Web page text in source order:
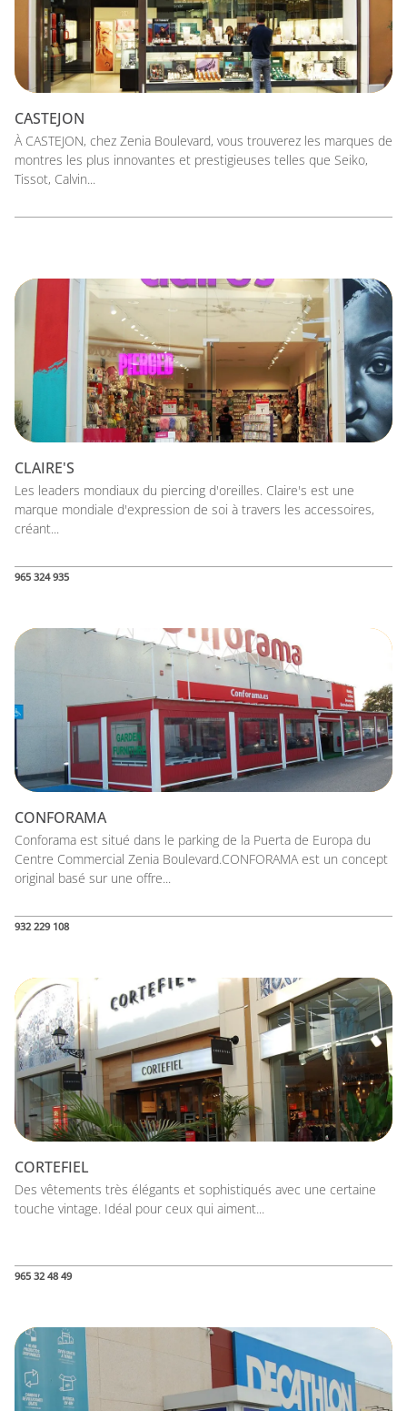
CASTEJON
À CASTEJON, chez Zenia Boulevard, vous trouverez les marques de
montres les plus innovantes et prestigieuses telles que Seiko,
Tissot, Calvin...
CLAIRE'S
Les leaders mondiaux du piercing d'oreilles. Claire's est une
marque mondiale d'expression de soi à travers les accessoires,
créant...
965 324 935
CONFORAMA
Conforama est situé dans le parking de la Puerta de Europa du
Centre Commercial Zenia Boulevard.CONFORAMA est un concept
original basé sur une offre...
932 229 108
CORTEFIEL
Des vêtements très élégants et sophistiqués avec une certaine
touche vintage. Idéal pour ceux qui aiment...
965 32 48 49